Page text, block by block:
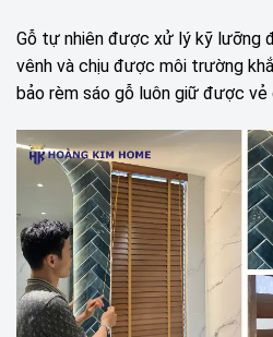
Gỗ tự nhiên được xử lý kỹ lưỡng
vênh và chịu được môi trường
bảo rèm sáo gỗ luôn giữ được vẻ